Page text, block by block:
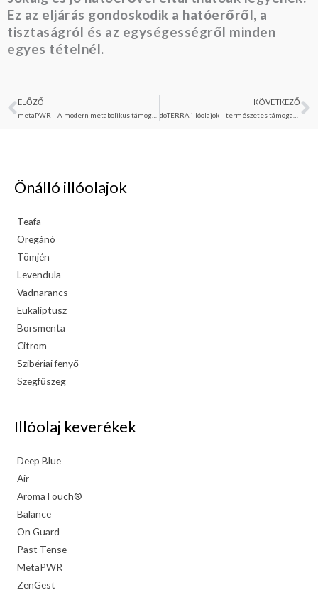
Ez az eljárás gondoskodik a hatóerőről, a
tisztaságról és az egységességről minden
egyes tételnél.
Előző
ELŐZŐ
metaPWR – A modern metabolikus támogatás természetes erejével
KÖVETKEZŐ
doTERRA illóolajok – természetes támogatás a függőségek leküzdésében
Önálló illóolajok
Teafa
Oregánó
Tömjén
Levendula
Vadnarancs
Eukaliptusz
Borsmenta
Citrom
Szibériai fenyő
Szegfűszeg
Illóolaj keverékek
Deep Blue
Air
AromaTouch®
Balance
On Guard
Past Tense
MetaPWR
ZenGest